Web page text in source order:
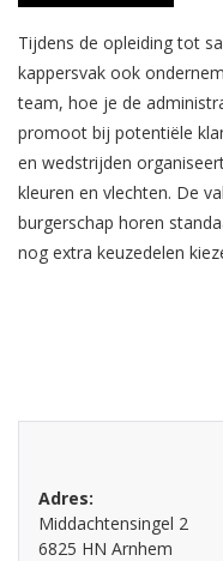
Tijdens de opleiding tot
kappersvak ook
team, hoe je de
promoot bij potentiële
en wedstrijden
kleuren en vlechten. De
burgerschap horen
nog extra keuzedelen
Adres:
Middachtensingel 2
6825 HN Arnhem